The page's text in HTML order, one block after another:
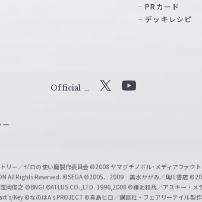
PRカード
デッキレシピ
Official
b
e
リー／ゼロの使い魔製作委員会 ©2008 ヤマグチノボル･メディアファク
All Rights Reserved. ©SEGA ©2005、2009 美水かがみ／角川書店
岡俊之 ©BNGI ©ATLUS CO.,LTD. 1996,2008 ©鎌池和馬／アスキー・メ
Key ©なのはA's PROJECT ©真島ヒロ／講談社・フェアリーテイル製